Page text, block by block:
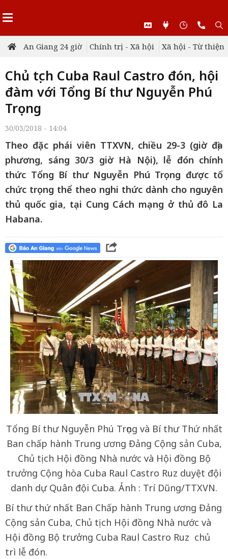
An Giang 24 giờ Chính trị - Xã hội Xã hội - Từ thiện
Chủ tịch Cuba Raul Castro đón, hội
đàm với Tổng Bí thư Nguyễn Phú
Trọng
30/03/2018 - 14:04
Theo đặc phái viên TTXVN, chiều 29-3 (giờ địa
phương, sáng 30/3 giờ Hà Nội), lễ đón chính
thức Tổng Bí thư Nguyễn Phú Trọng được tổ
chức trọng thể theo nghi thức dành cho nguyên
thủ quốc gia, tại Cung Cách mạng ở thủ đô La
Habana.
Tổng Bí thư Nguyễn Phú Trọng và Bí thư Thứ nhất
Ban chấp hành Trung ương Đảng Cộng sản Cuba,
Chủ tịch Hội đồng Nhà nước và Hội đồng Bộ
trưởng Cộng hòa Cuba Raul Castro Ruz duyệt đội
danh dự Quân đội Cuba. Ảnh : Trí Dũng/TTXVN.
Bí thư thứ nhất Ban Chấp hành Trung ương Đảng
Cộng sản Cuba, Chủ tịch Hội đồng Nhà nước và
Hội đồng Bộ trưởng Cuba Raul Castro Ruz chủ
trì lễ đón.